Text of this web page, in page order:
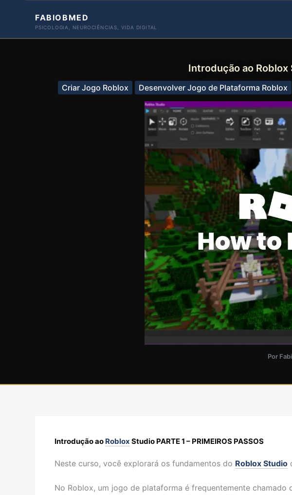
FABIOBMED
PSICOLOGIA, NEUROCIÊNCIAS, VIDA DIGITAL
Introdução ao Roblox
Criar Jogo Roblox Desenvolver Jogo de Plataforma Roblox
Por
Introdução ao Roblox Studio PARTE 1 – PRIMEIROS PASSOS
Neste curso, você explorará os fundamentos do Roblox Studio
No Roblox, um jogo de plataforma é frequentemente chamado